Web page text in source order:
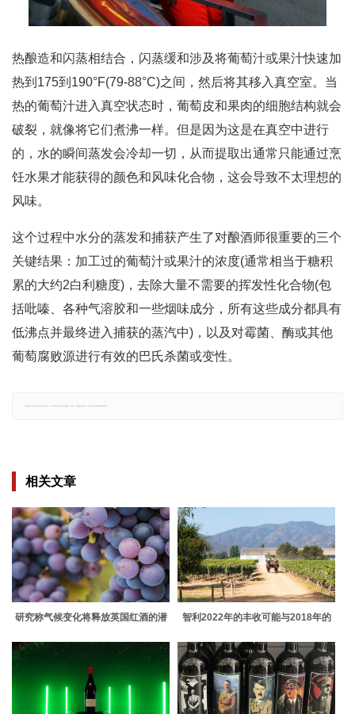
热酿造和闪蒸相结合，闪蒸缓和涉及将葡萄汁或果汁快速加
热到175到190°F(79-88°C)之间，然后将其移入真空室。当
热的葡萄汁进入真空状态时，葡萄皮和果肉的细胞结构就会
破裂，就像将它们煮沸一样。但是因为这是在真空中进行
的，水的瞬间蒸发会冷却一切，从而提取出通常只能通过烹
饪水果才能获得的颜色和风味化合物，这会导致不太理想的
风味。
这个过程中水分的蒸发和捕获产生了对酿酒师很重要的三个
关键结果：加工过的葡萄汁或果汁的浓度(通常相当于糖积
累的大约2白利糖度)，去除大量不需要的挥发性化合物(包
括吡嗪、各种气溶胶和一些烟味成分，所有这些成分都具有
低沸点并最终进入捕获的蒸汽中)，以及对霉菌、酶或其他
葡萄腐败源进行有效的巴氏杀菌或变性。
郑重声明：文章仅代表原作者观点，不代表本站立场；如有侵权、违规，可直接反馈本站，我们将会作修改或删除处理。
相关文章
研究称气候变化将释放英国红酒的潜
智利2022年的丰收可能与2018年的